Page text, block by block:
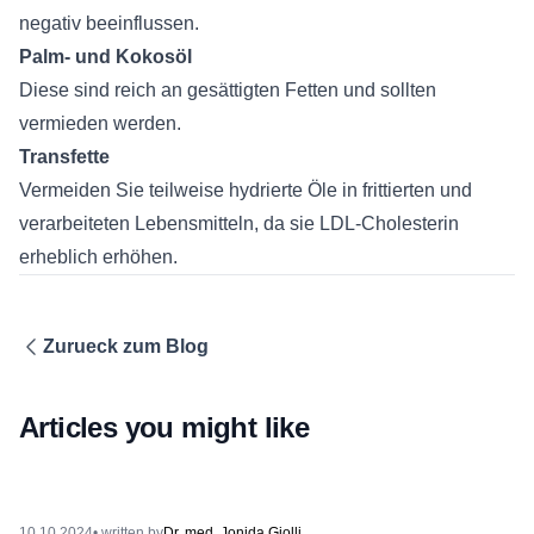
negativ beeinflussen.
Palm- und Kokosöl
Diese sind reich an gesättigten Fetten und sollten
vermieden werden.
Transfette
Vermeiden Sie teilweise hydrierte Öle in frittierten und
verarbeiteten Lebensmitteln, da sie LDL-Cholesterin
erheblich erhöhen.
Zurueck zum Blog
Articles you might like